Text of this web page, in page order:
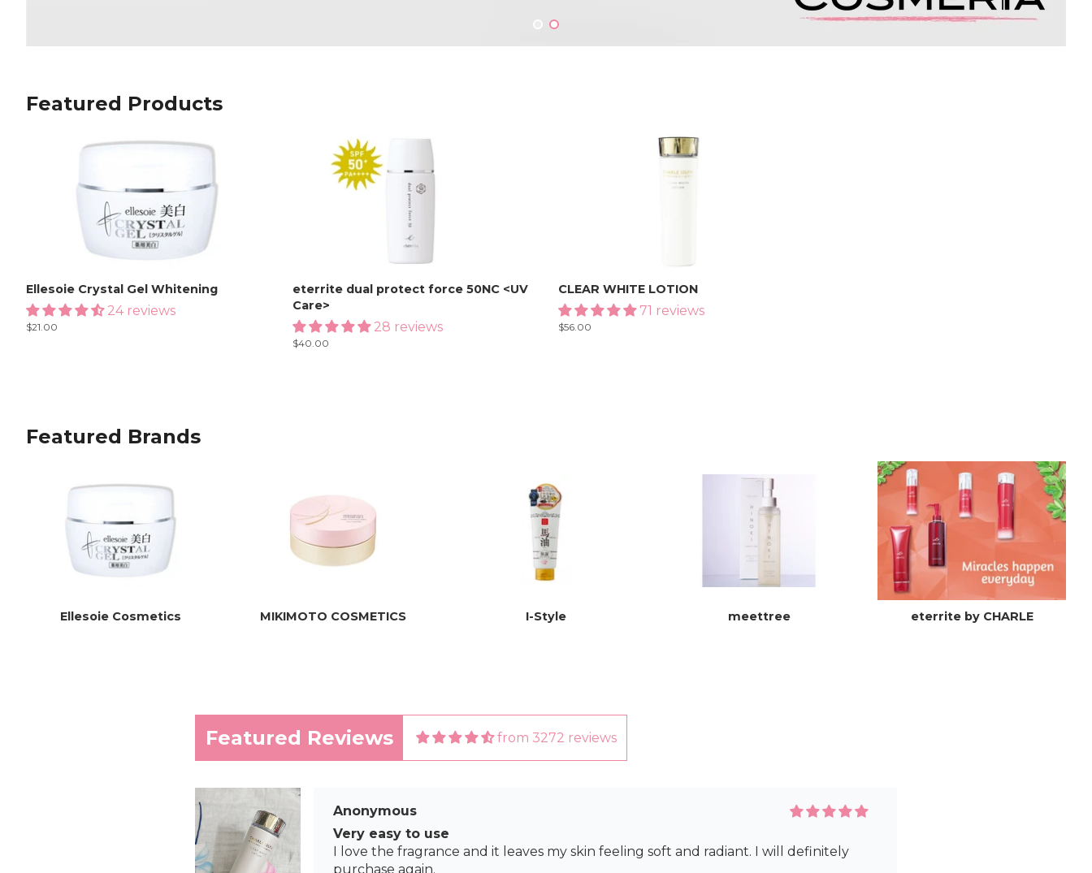
Featured Products
Ellesoie Crystal Gel Whitening
24 reviews
Regular
$21.00
eterrite dual protect force 50NC <UV
Care>
28 reviews
Regular
$40.00
CLEAR WHITE LOTION
71 reviews
Regular
$56.00
Featured Brands
Ellesoie Cosmetics MIKIMOTO COSMETICS I-Style meettree eterrite by CHARLE
Featured Reviews from 3272 reviews
Anonymous
and also you get to see the difference in days
Anonymous
Very easy to use
I love the fragrance and it leaves my skin feeling soft and radiant. I will definitely
purchase again.